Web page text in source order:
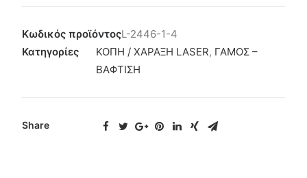
Κωδικός προϊόντοςL-2446-1-4
Κατηγορίες
ΚΟΠΗ / ΧΑΡΑΞΗ LASER, ΓΑΜΟΣ –
ΒΑΦΤΙΣΗ
Share